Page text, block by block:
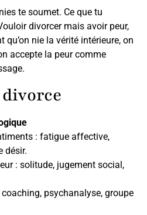
te soumet. Ce que tu
divorcer mais avoir peur,
qu’on nie la vérité intérieure, on
accepte la peur comme
: fatigue affective,
désir.
: solitude, jugement social,
psychanalyse, groupe